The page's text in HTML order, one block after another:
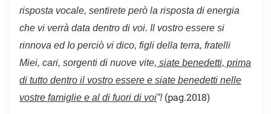
risposta vocale, sentirete però la risposta di energia
che vi verrà data dentro di voi. Il vostro essere si
rinnova ed Io perciò vi dico, figli della terra, fratelli
Miei, cari, sorgenti di nuove vite, siate benedetti, prima
di tutto dentro il vostro essere e siate benedetti nelle
vostre famiglie e al di fuori di voi”! (pag.2018)